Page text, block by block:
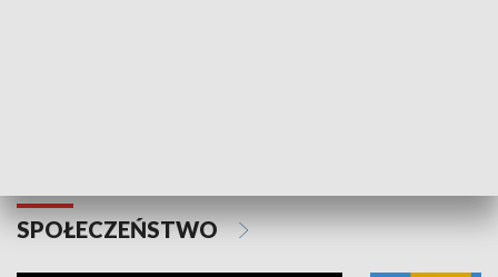
SPOŁECZEŃSTWO